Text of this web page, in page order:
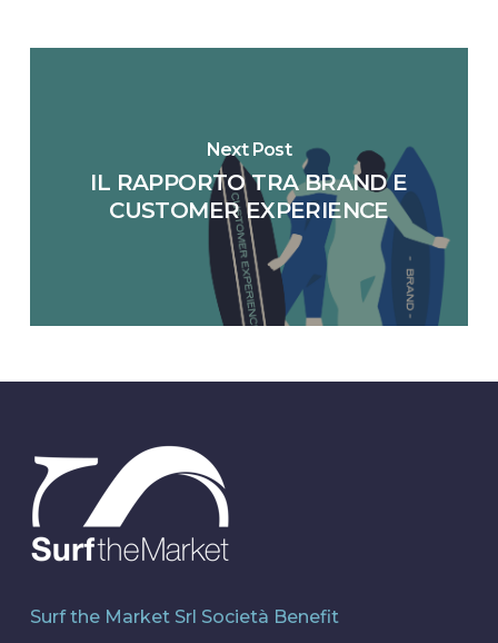
Next Post
IL RAPPORTO TRA BRAND E
CUSTOMER EXPERIENCE
Surf the Market Srl Società Benefit